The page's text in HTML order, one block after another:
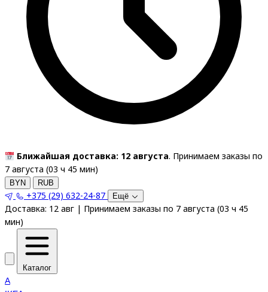
Ближайшая доставка: 12 августа. Принимаем заказы по
7 августа (03 ч 45 мин)
BYN RUB
+375 (29) 632-24-87 Ещё
Доставка: 12 авг | Принимаем заказы по 7 августа (03 ч 45
мин)
Каталог
A